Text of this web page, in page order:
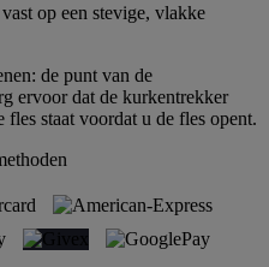
op een stevige, vlakke
de punt van de
ervoor dat de kurkentrekker
staat voordat u de fles opent.